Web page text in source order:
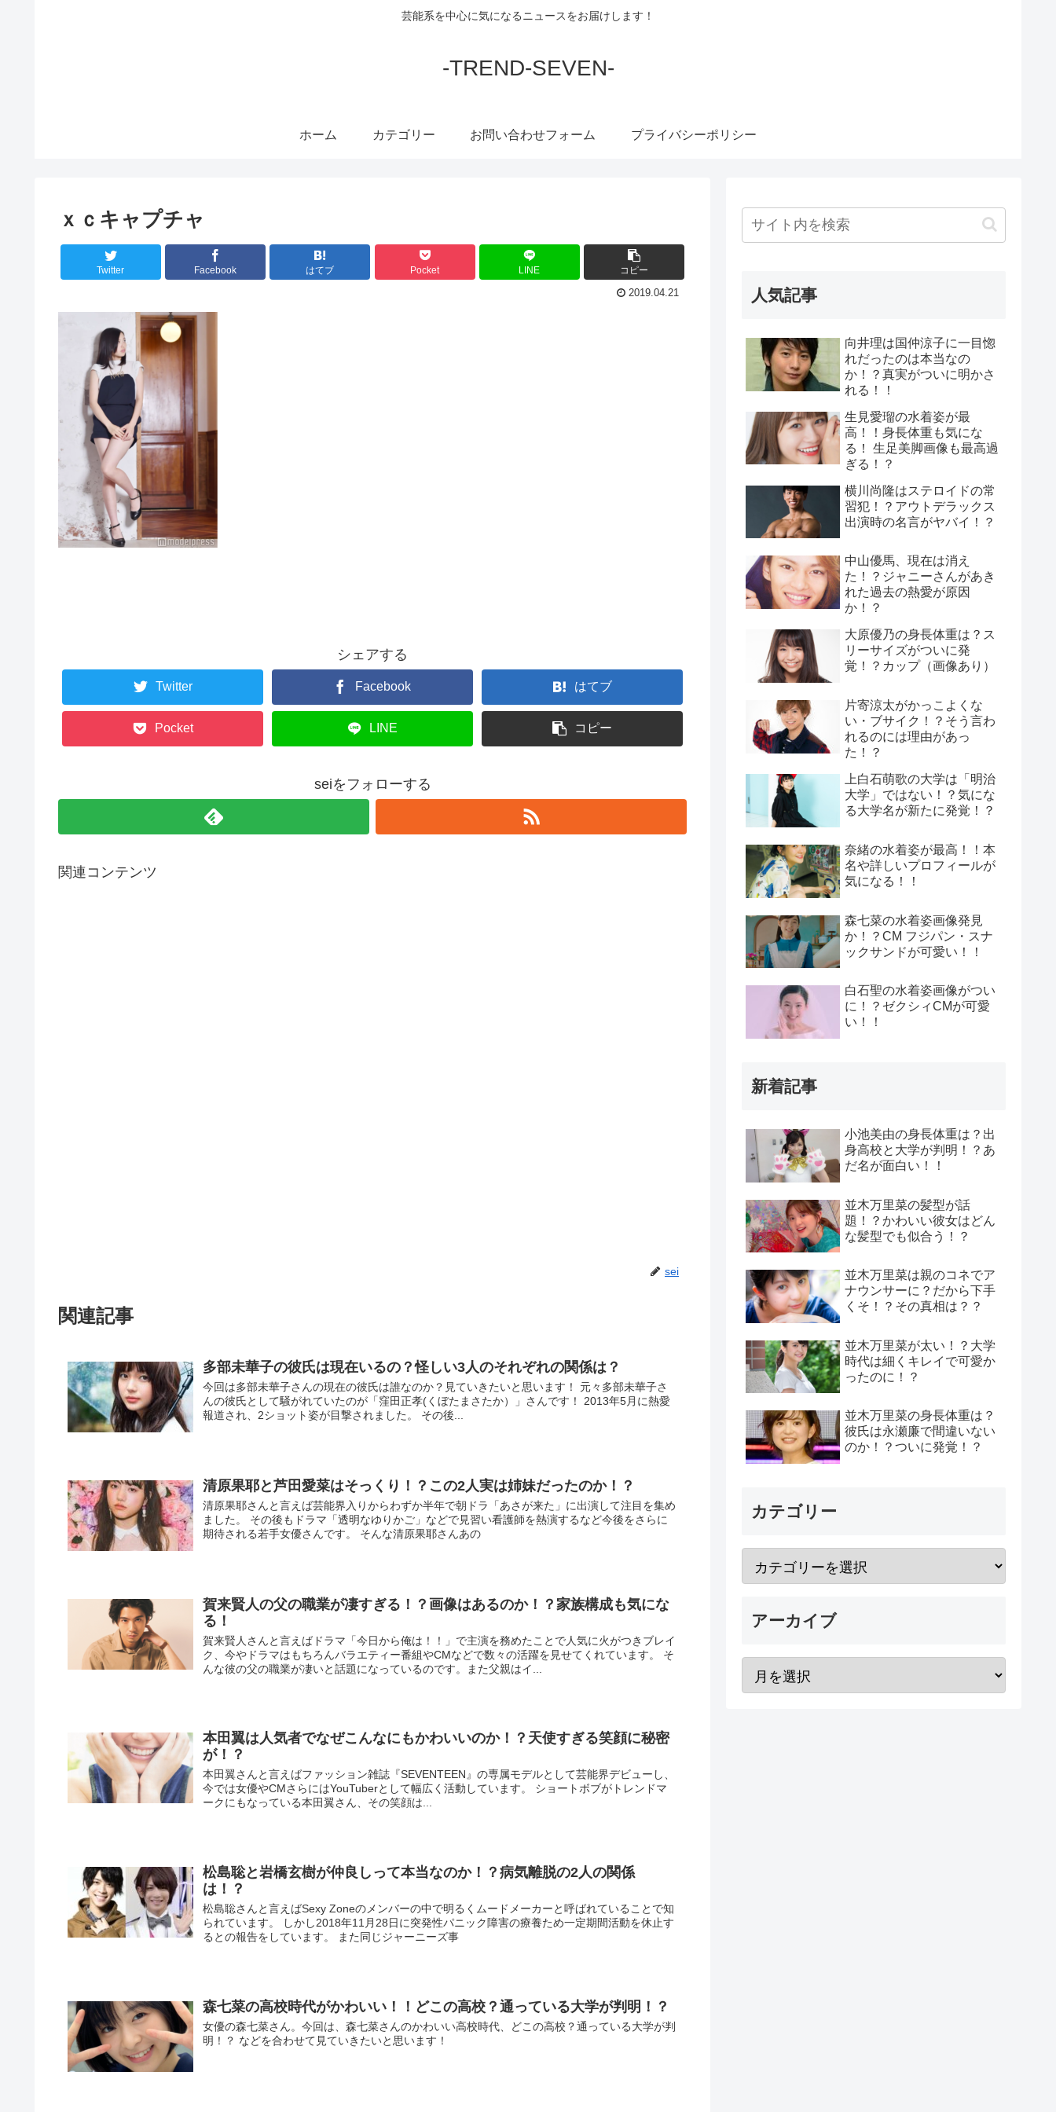
芸能系を中心に気になるニュースをお届けします！
-TREND-SEVEN-
ホーム カテゴリー お問い合わせフォーム プライバシーポリシー
ｘｃキャプチャ
Twitter Facebook はてブ Pocket LINE コピー
2019.04.21
シェアする
Twitter Facebook はてブ
Pocket LINE コピー
seiをフォローする
関連コンテンツ
sei
関連記事
多部未華子の彼氏は現在いるの？怪しい3人のそれぞれの関係は？
今回は多部未華子さんの現在の彼氏は誰なのか？見ていきたいと思います！ 元々多部未華子さ
んの彼氏として騒がれていたのが「窪田正孝(くぼたまさたか）」さんです！ 2013年5月に熱愛
報道され、2ショット姿が目撃されました。 その後...
清原果耶と芦田愛菜はそっくり！？この2人実は姉妹だったのか！？
清原果耶さんと言えば芸能界入りからわずか半年で朝ドラ「あさが来た」に出演して注目を集め
ました。 その後もドラマ「透明なゆりかご」などで見習い看護師を熱演するなど今後をさらに
期待される若手女優さんです。 そんな清原果耶さんあの
賀来賢人の父の職業が凄すぎる！？画像はあるのか！？家族構成も気にな
る！
賀来賢人さんと言えばドラマ「今日から俺は！！」で主演を務めたことで人気に火がつきブレイ
ク、今やドラマはもちろんバラエティー番組やCMなどで数々の活躍を見せてくれています。 そ
んな彼の父の職業が凄いと話題になっているのです。また父親はイ...
本田翼は人気者でなぜこんなにもかわいいのか！？天使すぎる笑顔に秘密
が！？
本田翼さんと言えばファッション雑誌『SEVENTEEN』の専属モデルとして芸能界デビューし、
今では女優やCMさらにはYouTuberとして幅広く活動しています。 ショートボブがトレンドマ
ークにもなっている本田翼さん、その笑顔は...
松島聡と岩橋玄樹が仲良しって本当なのか！？病気離脱の2人の関係
は！？
松島聡さんと言えばSexy Zoneのメンバーの中で明るくムードメーカーと呼ばれていることで知
られています。 しかし2018年11月28日に突発性パニック障害の療養ため一定期間活動を休止す
るとの報告をしています。 また同じジャーニーズ事
森七菜の高校時代がかわいい！！どこの高校？通っている大学が判明！？
女優の森七菜さん。今回は、森七菜さんのかわいい高校時代、どこの高校？通っている大学が判
明！？ などを合わせて見ていきたいと思います！
人気記事
向井理は国仲涼子に一目惚
れだったのは本当なの
か！？真実がついに明かさ
れる！！
生見愛瑠の水着姿が最
高！！身長体重も気にな
る！ 生足美脚画像も最高過
ぎる！？
横川尚隆はステロイドの常
習犯！？アウトデラックス
出演時の名言がヤバイ！？
中山優馬、現在は消え
た！？ジャニーさんがあき
れた過去の熱愛が原因
か！？
大原優乃の身長体重は？ス
リーサイズがついに発
覚！？カップ（画像あり）
片寄涼太がかっこよくな
い・ブサイク！？そう言わ
れるのには理由があっ
た！？
上白石萌歌の大学は「明治
大学」ではない！？気にな
る大学名が新たに発覚！？
奈緒の水着姿が最高！！本
名や詳しいプロフィールが
気になる！！
森七菜の水着姿画像発見
か！？CM フジパン・スナ
ックサンドが可愛い！！
白石聖の水着姿画像がつい
に！？ゼクシィCMが可愛
い！！
新着記事
小池美由の身長体重は？出
身高校と大学が判明！？あ
だ名が面白い！！
並木万里菜の髪型が話
題！？かわいい彼女はどん
な髪型でも似合う！？
並木万里菜は親のコネでア
ナウンサーに？だから下手
くそ！？その真相は？？
並木万里菜が太い！？大学
時代は細くキレイで可愛か
ったのに！？
並木万里菜の身長体重は？
彼氏は永瀬廉で間違いない
のか！？ついに発覚！？
カテゴリー
アーカイブ